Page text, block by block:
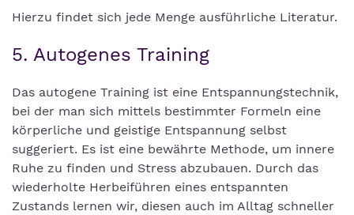
Hierzu findet sich jede Menge ausführliche Literatur.
5. Autogenes Training
Das autogene Training ist eine Entspannungstechnik,
bei der man sich mittels bestimmter Formeln eine
körperliche und geistige Entspannung selbst
suggeriert. Es ist eine bewährte Methode, um innere
Ruhe zu finden und Stress abzubauen. Durch das
wiederholte Herbeiführen eines entspannten
Zustands lernen wir, diesen auch im Alltag schneller